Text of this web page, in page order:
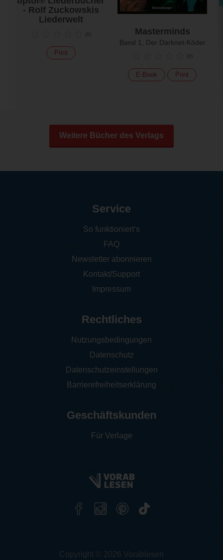
- Rolf Zuckowskis
Liederwelt
(0)
Print
Masterminds
Band 1, Der Darknet-Köder
(0)
E-Book Print
Weitere Bücher des Verlags
Service
So funktioniert‘s
FAQ
Newsletter abonnieren
Kontakt/Support
Impressum
Rechtliches
Nutzungsbedingungen
Datenschutz
Datenschutzeinstellungen
Barrierefreiheitserklärung
Geschäftskunden
Für Verlage
Copyright © 2026 Vorablesen